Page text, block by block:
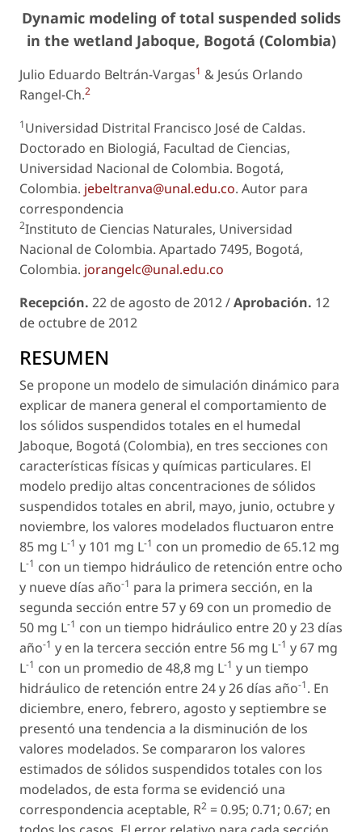
Dynamic modeling of total suspended solids
in the wetland Jaboque, Bogotá (Colombia)
Julio Eduardo Beltrán-Vargas1 & Jesús Orlando
Rangel-Ch.2
1Universidad Distrital Francisco José de Caldas.
Doctorado en Biologiá, Facultad de Ciencias,
Universidad Nacional de Colombia. Bogotá,
Colombia. jebeltranva@unal.edu.co. Autor para
correspondencia
2Instituto de Ciencias Naturales, Universidad
Nacional de Colombia. Apartado 7495, Bogotá,
Colombia. jorangelc@unal.edu.co
Recepción. 22 de agosto de 2012 /Aprobación. 12
de octubre de 2012
RESUMEN
Se propone un modelo de simulación dinámico para
explicar de manera general el comportamiento de
los sólidos suspendidos totales en el humedal
Jaboque, Bogotá (Colombia), en tres secciones con
características físicas y químicas particulares. El
modelo predijo altas concentraciones de sólidos
suspendidos totales en abril, mayo, junio, octubre y
noviembre, los valores modelados fluctuaron entre
85 mg L-1 y 101 mg L-1 con un promedio de 65.12 mg
L-1 con un tiempo hidráulico de retención entre ocho
y nueve días año-1 para la primera sección, en la
segunda sección entre 57 y 69 con un promedio de
50 mg L-1 con un tiempo hidráulico entre 20 y 23 días
año-1 y en la tercera sección entre 56 mg L-1 y 67 mg
L-1 con un promedio de 48,8 mg L-1 y un tiempo
hidráulico de retención entre 24 y 26 días año-1. En
diciembre, enero, febrero, agosto y septiembre se
presentó una tendencia a la disminución de los
valores modelados. Se compararon los valores
estimados de sólidos suspendidos totales con los
modelados, de esta forma se evidenció una
correspondencia aceptable, R2 = 0.95; 0.71; 0.67; en